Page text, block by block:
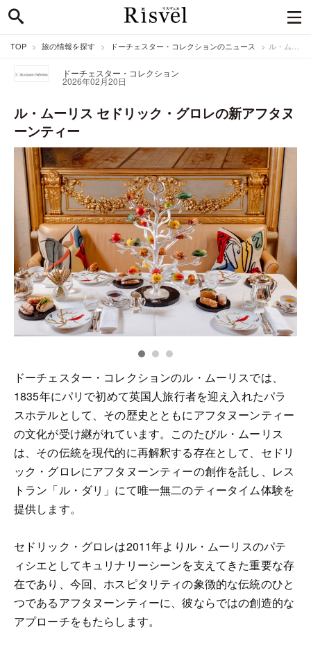
TOP 旅の情報を探す ドーチェスター・コレクションのニュース ル・ムーリス セドリック・グロレの新アフタヌーンティー
ドーチェスター・コレクション
2026年02月20日
ル・ムーリス セドリック・グロレの新アフタヌ
ーンティー
ドーチェスター・コレクションのル・ムーリスでは、
1835年にパリで初めて英国人旅行者を迎え入れたパラ
スホテルとして、その歴史とともにアフタヌーンティー
の文化が受け継がれています。このたびル・ムーリス
は、その伝統を現代的に再解釈する存在として、セドリ
ック・グロレにアフタヌーンティーの創作を託し、レス
トラン「ル・ダリ」にて唯一無二のティータイム体験を
提供します。
セドリック・グロレは2011年よりル・ムーリスのパテ
ィシエとしてキュリナリーシーンを支えてきた重要な存
在であり、今回、ホスピタリティの象徴的な伝統のひと
つであるアフタヌーンティーに、彼ならではの創造的な
アプローチをもたらします。